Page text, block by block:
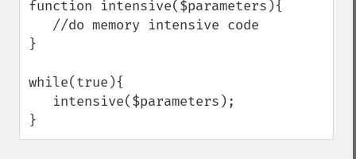
function intensive($parameters){
}
while(true){
}